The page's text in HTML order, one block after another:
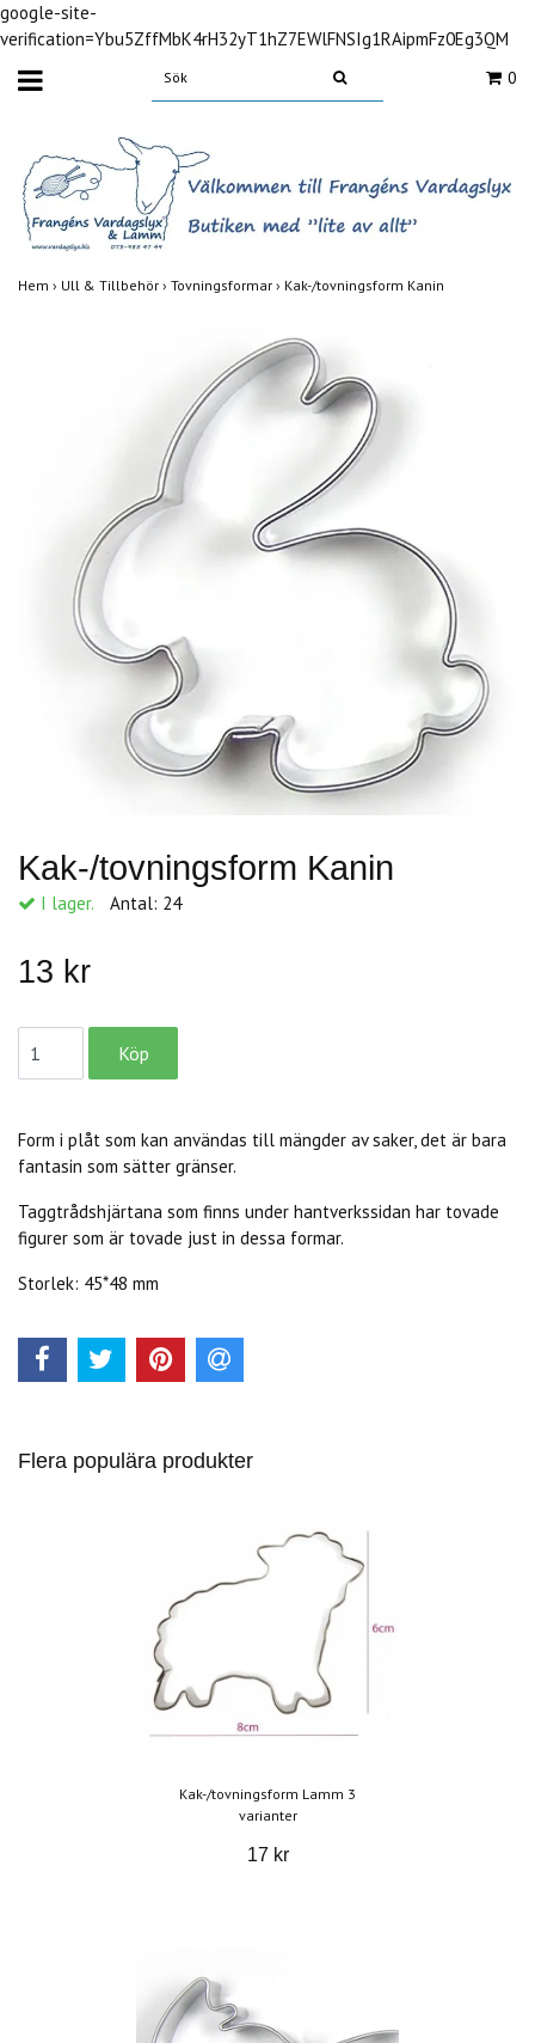
google-site-
verification=Ybu5ZffMbK4rH32yT1hZ7EWlFNSIg1RAipmFz0Eg3QM
0
Hem › Ull & Tillbehör › Tovningsformar › Kak-/tovningsform Kanin
Kak-/tovningsform Kanin
I lager. Antal: 24
13 kr
Form i plåt som kan användas till mängder av saker, det är bara
fantasin som sätter gränser.
Taggtrådshjärtana som finns under hantverkssidan har tovade
figurer som är tovade just in dessa formar.
Storlek: 45*48 mm
Flera populära produkter
Kak-/tovningsform Lamm 3
varianter
17 kr